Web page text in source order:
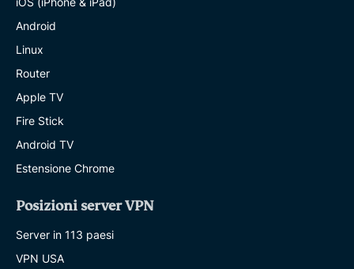
Android
Linux
Router
Apple TV
Fire Stick
Android TV
Estensione Chrome
Posizioni server VPN
Server in 113 paesi
VPN USA